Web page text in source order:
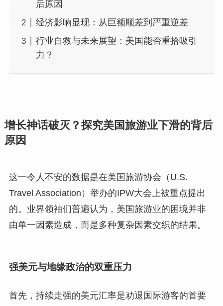
后原因
经济影响显现：从巨额顺差到严重逆差
行业自救与未来展望：美国能否重拾吸引
力？
增长神话破灭？探究美国旅游业下滑的背后
原因
这一令人不安的数据是在美国旅游协会（U.S.
Travel Association）举办的IPW大会上被重点提出
的。业界领袖们普遍认为，美国旅游业的困境并非
由单一因素造成，而是多种复杂因素交织的结果。
强美元与地缘政治的双重压力
首先，持续走强的美元汇率是劝退国际游客的首要